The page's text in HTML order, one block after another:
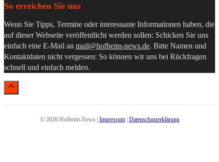
So erreichen Sie uns
Wenn Sie Tipps, Termine oder interessante Informationen haben, die
auf dieser Webseite veröffentlicht werden sollen: Schicken Sie uns
einfach eine E-Mail an mail@hofheim-news.de. Bitte Namen und
Kontaktdaten nicht vergessen: So können wir uns bei Rückfragen
schnell und einfach melden.
© 2026 Hofheim-News | Impressum| Datenschutzerklärung